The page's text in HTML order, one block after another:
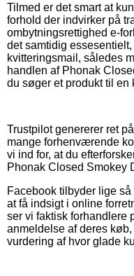
Tilmed er det smart at
forhold der indvirker på
ombytningsrettighed e-
det samtidig
kvitteringsmail, således
handlen af Phonak
du søger et produkt til en
Trustpilot genererer ret
mange forhenværende
vi ind for, at du
Phonak Closed Smokey
Facebook tilbyder lige
at få indsigt i online
ser vi faktisk forhandlere
anmeldelse af deres
vurdering af hvor glade